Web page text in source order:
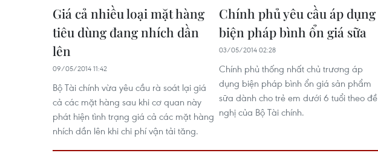
Giá cả nhiều loại mặt hàng
tiêu dùng đang nhích dần
lên
09/05/2014 11:42
Bộ Tài chính vừa yêu cầu rà soát lại giá
cả các mặt hàng sau khi cơ quan này
phát hiện tình trạng giá cả các mặt hàng
nhích dần lên khi chi phí vận tải tăng.
Chính phủ yêu cầu áp dụng
biện pháp bình ổn giá sữa
03/05/2014 02:28
Chính phủ thống nhất chủ trương áp
dụng biện pháp bình ổn giá sản phẩm
sữa dành cho trẻ em dưới 6 tuổi theo đề
nghị của Bộ Tài chính.